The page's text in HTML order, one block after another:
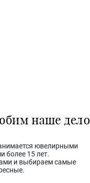
наше дело
ювелирными
более 15 лет.
и выбираем самые